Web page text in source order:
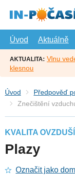
hlavní
Úvod
Aktuálně
AKTUALITA: Vlnu
klesnou
Úvod Předpověď
Znečištění
KVALITA OVZDUŠÍ
Plazy
Označit jako